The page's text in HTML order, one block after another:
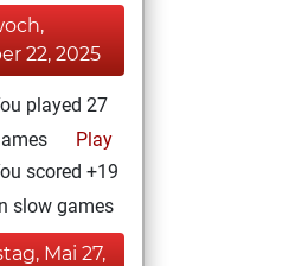
22, 2025
played 27
Play
scored +19
slow games
Mai 27,